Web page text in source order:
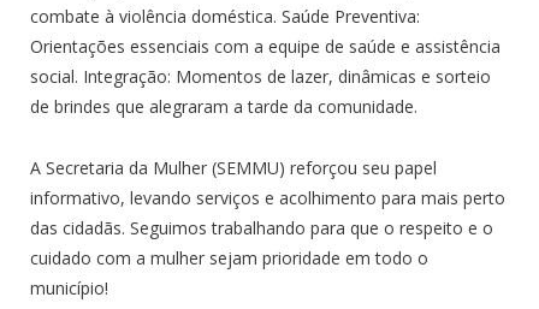
combate à violência doméstica. Saúde Preventiva:
Orientações essenciais com a equipe de saúde e assistência
social. Integração: Momentos de lazer, dinâmicas e sorteio
de brindes que alegraram a tarde da comunidade.
A Secretaria da Mulher (SEMMU) reforçou seu papel
informativo, levando serviços e acolhimento para mais perto
das cidadãs. Seguimos trabalhando para que o respeito e o
cuidado com a mulher sejam prioridade em todo o
município!